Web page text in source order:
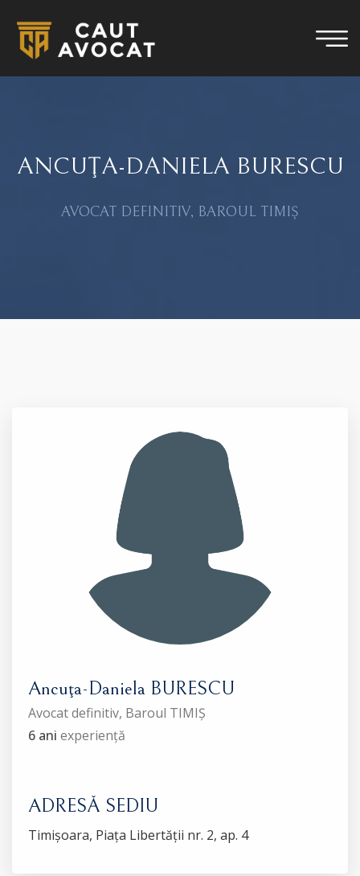
ANCUŢA-DANIELA BURESCU
AVOCAT DEFINITIV, BAROUL TIMIȘ
Ancuţa-Daniela BURESCU
Avocat definitiv, Baroul TIMIȘ
6 ani experiență
ADRESĂ SEDIU
Timișoara, Piața Libertății nr. 2, ap. 4